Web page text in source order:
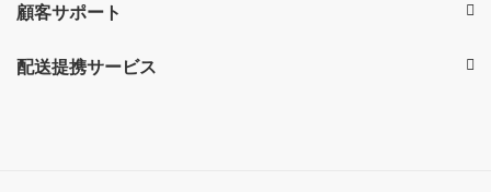
顧客サポート
配送提携サービス